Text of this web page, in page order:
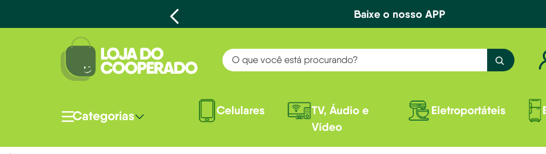
Baixe o nosso APP
O que você está procurando?
Categorias Celulares
TV, Áudio e
Vídeo
Eletroportáteis